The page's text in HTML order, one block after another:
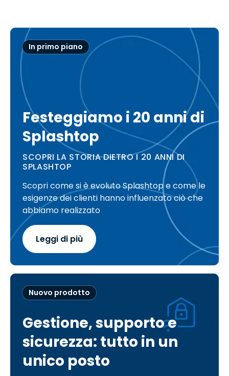
In primo piano
Festeggiamo i 20 anni di
Splashtop
SCOPRI LA STORIA DIETRO I 20 ANNI DI
SPLASHTOP
Scopri come si è evoluto Splashtop e come le
esigenze dei clienti hanno influenzato ciò che
abbiamo realizzato
Leggi di più
Nuovo prodotto
Gestione, supporto e
sicurezza: tutto in un
unico posto